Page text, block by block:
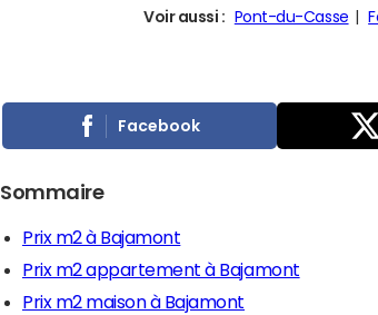
Voir aussi : Pont-du-Casse
Facebook
Sommaire
Prix m2 à Bajamont
Prix m2 appartement à Bajamont
Prix m2 maison à Bajamont